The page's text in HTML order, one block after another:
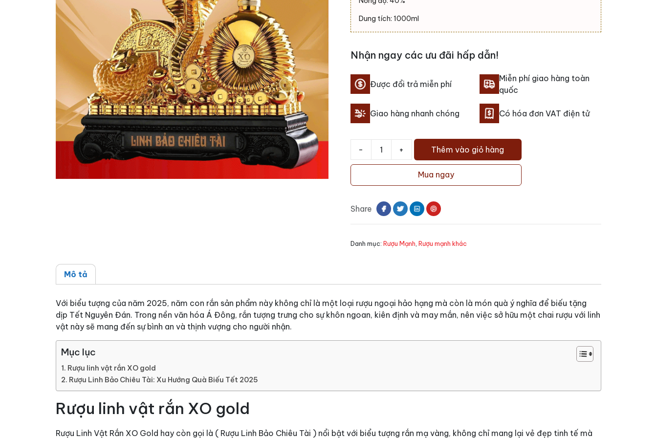
Dung tích: 1000ml
Nhận ngay các ưu đãi hấp dẫn!
Được đổi trả miễn phí
Miễn phí giao hàng toàn
quốc
Giao hàng nhanh chóng Có hóa đơn VAT điện tử
-
linh
mạ
vàng
lượng
+ Thêm vào giỏ hàng
Mua ngay
Share
Danh mục: Rượu Mạnh Rượu mạnh khác
Mô tả
Với biểu tượng của năm 2025, năm con rắn sản phẩm này không chỉ là một loại rượu ngoại hảo hạng mà còn là món quà ý nghĩa để biếu tặng
dịp Tết Nguyên Đán. Trong nền văn hóa Á Đông, rắn tượng trưng cho sự khôn ngoan, kiên định và may mắn, nên việc sở hữu một chai rượu với linh
vật này sẽ mang đến sự bình an và thịnh vượng cho người nhận.
Mục lục
Rượu linh vật rắn XO gold
Rượu Linh Bảo Chiêu Tài: Xu Hướng Quà Biếu Tết 2025
Rượu linh vật rắn XO gold
Rượu Linh Vật Rắn XO Gold hay còn gọi là ( Rượu Linh Bảo Chiêu Tài ) nổi bật với biểu tượng rắn mạ vàng, không chỉ mang lại vẻ đẹp tinh tế mà